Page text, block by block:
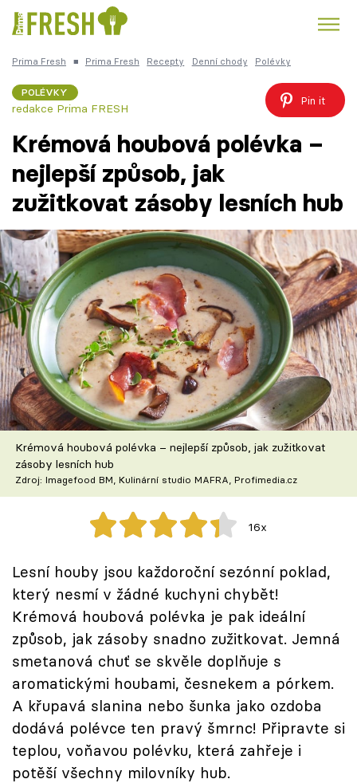
Česká kuchyně Čokoláda
Témata
Recepty
Články
TV Program
Škola vaření
Recepty z TV
Speciál: Cuketa
Těhotnej kuchař
Sledujte prima+
Přihlášení
Sledujte nás
Prima Fresh ■ Prima Fresh Recepty Denní chody Polévky
POLÉVKY
redakce Prima FRESH
Pin it
Krémová houbová polévka –
nejlepší způsob, jak
zužitkovat zásoby lesních hub
Krémová houbová polévka – nejlepší způsob, jak zužitkovat
zásoby lesních hub
Zdroj: Imagefood BM, Kulinární studio MAFRA, Profimedia.cz
16x
Lesní houby jsou každoroční sezónní poklad,
který nesmí v žádné kuchyni chybět!
Krémová houbová polévka je pak ideální
způsob, jak zásoby snadno zužitkovat. Jemná
smetanová chuť se skvěle doplňuje s
aromatickými houbami, česnekem a pórkem.
A křupavá slanina nebo šunka jako ozdoba
dodává polévce ten pravý šmrnc! Připravte si
teplou, voňavou polévku, která zahřeje i
potěší všechny milovníky hub.